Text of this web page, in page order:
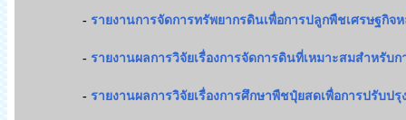
- รายงานการจัดการทรัพยากรดินเพื่อการปลูกพืชเศรษฐกิ
- รายงานผลการวิจัยเรื่องการจัดการดินที่เหมาะสมสำหรั
- รายงานผลการวิจัยเรื่องการศึกษาพืชปุ๋ยสดเพื่อการปรับ